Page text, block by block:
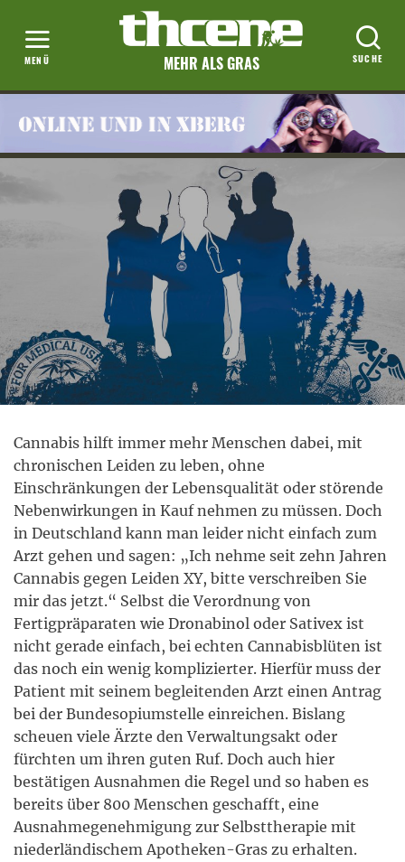
MEHR ALS GRAS
Cannabis hilft immer mehr Menschen dabei, mit
chronischen Leiden zu leben, ohne
Einschränkungen der Lebensqualität oder störende
Nebenwirkungen in Kauf nehmen zu müssen. Doch
in Deutschland kann man leider nicht einfach zum
Arzt gehen und sagen: „Ich nehme seit zehn Jahren
Cannabis gegen Leiden XY, bitte verschreiben Sie
mir das jetzt.“ Selbst die Verordnung von
Fertigpräparaten wie Dronabinol oder Sativex ist
nicht gerade einfach, bei echten Cannabisblüten ist
das noch ein wenig komplizierter. Hierfür muss der
Patient mit seinem begleitenden Arzt einen Antrag
bei der Bundesopiumstelle einreichen. Bislang
scheuen viele Ärzte den Verwaltungsakt oder
fürchten um ihren guten Ruf. Doch auch hier
bestätigen Ausnahmen die Regel und so haben es
bereits über 800 Menschen geschafft, eine
Ausnahmegenehmigung zur Selbsttherapie mit
niederländischem Apotheken-Gras zu erhalten.